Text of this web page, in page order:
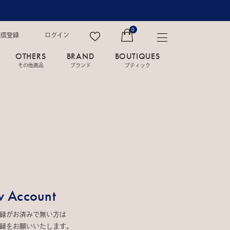
登録 ログイン
0
OTHERS
その他商品
BRAND
ブランド
BOUTIQUES
ブティック
Account
がお済みで無い方は
をお願いいたします。